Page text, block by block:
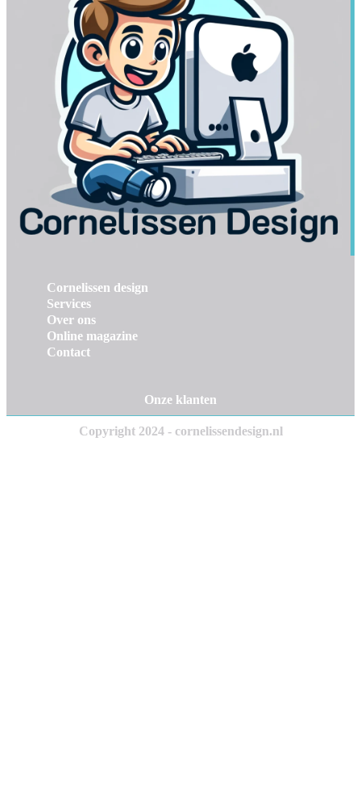
Cornelissen design
Services
Over ons
Online magazine
Contact
Onze klanten
Copyright 2024 - cornelissendesign.nl